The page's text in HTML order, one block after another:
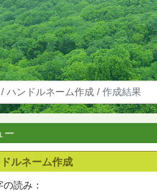
ハンドルネーム作成 作成結果
ー
ルネーム作成
の読み：